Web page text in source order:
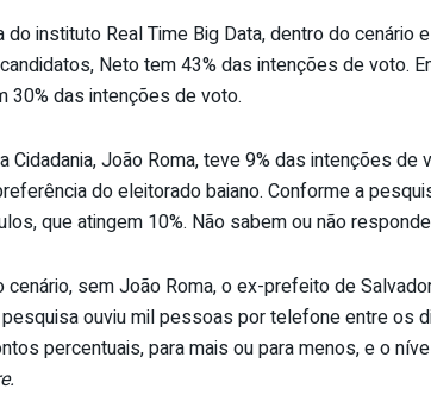
do instituto Real Time Big Data, dentro do cenário
Neto tem 43% das intenções de voto.
30% das intenções de voto.
Cidadania, João Roma, teve 9% das intenções
do eleitorado baiano. Conforme a
que atingem 10%. Não sabem ou não
cenário, sem João Roma, o ex-prefeito de
ouviu mil pessoas por telefone entre os
percentuais, para mais ou para menos, e o